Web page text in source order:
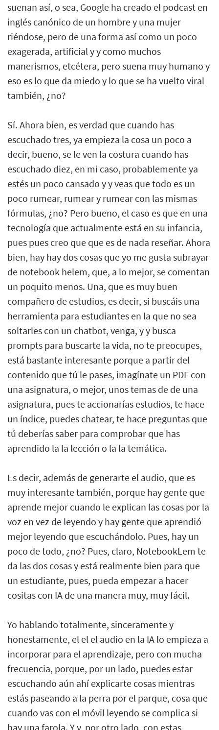
suenan así, o sea, Google ha creado el podcast en
inglés canónico de un hombre y una mujer
riéndose, pero de una forma así como un poco
exagerada, artificial y y como muchos
manerismos, etcétera, pero suena muy humano y
eso es lo que da miedo y lo que se ha vuelto viral
también, ¿no?
Sí. Ahora bien, es verdad que cuando has
escuchado tres, ya empieza la cosa un poco a
decir, bueno, se le ven la costura cuando has
escuchado diez, en mi caso, probablemente ya
estés un poco cansado y y veas que todo es un
poco rumear, rumear y rumear con las mismas
fórmulas, ¿no? Pero bueno, el caso es que en una
tecnología que actualmente está en su infancia,
pues pues creo que que es de nada reseñar. Ahora
bien, hay hay dos cosas que yo me gusta subrayar
de notebook helem, que, a lo mejor, se comentan
un poquito menos. Una, que es muy buen
compañero de estudios, es decir, si buscáis una
herramienta para estudiantes en la que no sea
soltarles con un chatbot, venga, y y busca
prompts para buscarte la vida, no te preocupes,
está bastante interesante porque a partir del
contenido que tú le pases, imagínate un PDF con
una asignatura, o mejor, unos temas de de una
asignatura, pues te accionarías estudios, te hace
un índice, puedes chatear, te hace preguntas que
tú deberías saber para comprobar que has
aprendido la la lección o la la temática.
Es decir, además de generarte el audio, que es
muy interesante también, porque hay gente que
aprende mejor cuando le explican las cosas por la
voz en vez de leyendo y hay gente que aprendió
mejor leyendo que escuchándolo. Pues, hay un
poco de todo, ¿no? Pues, claro, NotebookLem te
da las dos cosas y está realmente bien para que
un estudiante, pues, pueda empezar a hacer
cositas con IA de una manera muy, muy fácil.
Yo hablando totalmente, sinceramente y
honestamente, el el el audio en la IA lo empieza a
incorporar para el aprendizaje, pero con mucha
frecuencia, porque, por un lado, puedes estar
escuchando aún ahí explicarte cosas mientras
estás paseando a la perra por el parque, cosa que
cuando vas con el móvil leyendo se complica si
hay una farola. Y y, por otro lado, con estas